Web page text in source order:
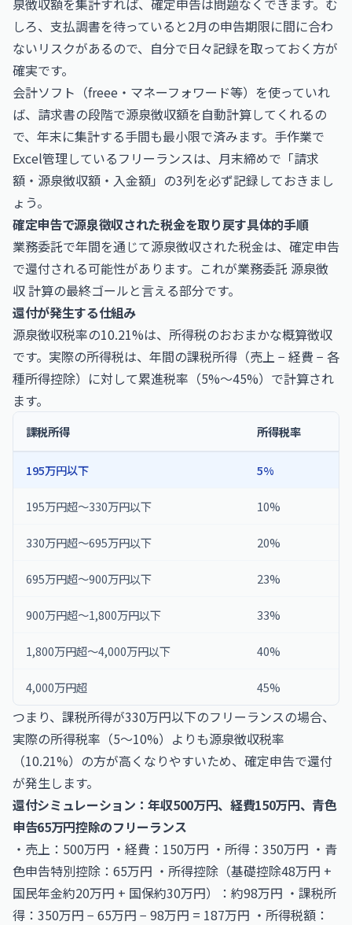
泉徴収額を集計すれば、確定申告は問題なくできます。む
しろ、支払調書を待っていると2月の申告期限に間に合わ
ないリスクがあるので、自分で日々記録を取っておく方が
確実です。
会計ソフト（freee・マネーフォワード等）を使っていれ
ば、請求書の段階で源泉徴収額を自動計算してくれるの
で、年末に集計する手間も最小限で済みます。手作業で
Excel管理しているフリーランスは、月末締めで「請求
額・源泉徴収額・入金額」の3列を必ず記録しておきまし
ょう。
確定申告で源泉徴収された税金を取り戻す具体的手順
業務委託で年間を通じて源泉徴収された税金は、確定申告
で還付される可能性があります。これが業務委託 源泉徴
収 計算の最終ゴールと言える部分です。
還付が発生する仕組み
源泉徴収税率の10.21%は、所得税のおおまかな概算徴収
です。実際の所得税は、年間の課税所得（売上 − 経費 − 各
種所得控除）に対して累進税率（5%〜45%）で計算され
ます。
課税所得 所得税率
195万円以下 5%
195万円超〜330万円以下 10%
330万円超〜695万円以下 20%
695万円超〜900万円以下 23%
900万円超〜1,800万円以下 33%
1,800万円超〜4,000万円以下 40%
4,000万円超 45%
つまり、課税所得が330万円以下のフリーランスの場合、
実際の所得税率（5〜10%）よりも源泉徴収税率
（10.21%）の方が高くなりやすいため、確定申告で還付
が発生します。
還付シミュレーション：年収500万円、経費150万円、青色
申告65万円控除のフリーランス
・売上：500万円 ・経費：150万円 ・所得：350万円 ・青
色申告特別控除：65万円 ・所得控除（基礎控除48万円 +
国民年金約20万円 + 国保約30万円）：約98万円 ・課税所
得：350万円 − 65万円 − 98万円 = 187万円 ・所得税額：